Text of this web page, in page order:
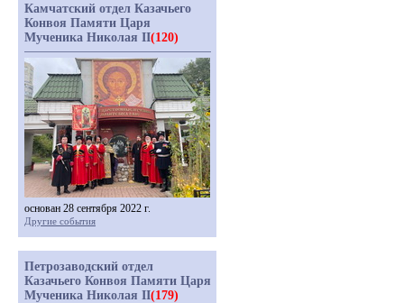
Камчатский отдел Казачьего
Конвоя Памяти Царя
Мученика Николая II(120)
основан 28 сентября 2022 г.
Другие события
Петрозаводский отдел
Казачьего Конвоя Памяти Царя
Мученика Николая II(179)